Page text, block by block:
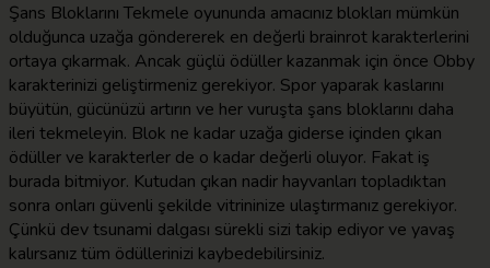
Şans Bloklarını Tekmele oyununda amacınız blokları mümkün
olduğunca uzağa göndererek en değerli brainrot karakterlerini
ortaya çıkarmak. Ancak güçlü ödüller kazanmak için önce Obby
karakterinizi geliştirmeniz gerekiyor. Spor yaparak kaslarını
büyütün, gücünüzü artırın ve her vuruşta şans bloklarını daha
ileri tekmeleyin. Blok ne kadar uzağa giderse içinden çıkan
ödüller ve karakterler de o kadar değerli oluyor. Fakat iş
burada bitmiyor. Kutudan çıkan nadir hayvanları topladıktan
sonra onları güvenli şekilde vitrininize ulaştırmanız gerekiyor.
Çünkü dev tsunami dalgası sürekli sizi takip ediyor ve yavaş
kalırsanız tüm ödüllerinizi kaybedebilirsiniz.